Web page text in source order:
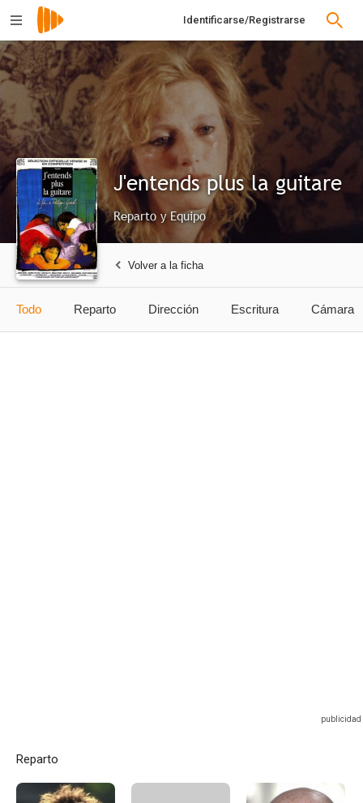
Identificarse/Registrarse
J'entends plus la guitare
Reparto y Equipo
Volver a la ficha
Todo Reparto Dirección Escritura Cámara
Reparto